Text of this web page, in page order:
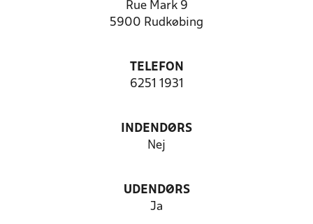
Rue Mark 9
5900 Rudkøbing
TELEFON
6251 1931
INDENDØRS
Nej
UDENDØRS
Ja